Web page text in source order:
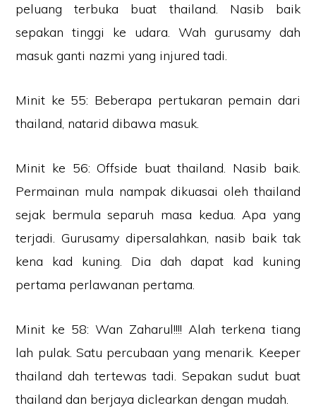
peluang terbuka buat thailand. Nasib baik
sepakan tinggi ke udara. Wah gurusamy dah
masuk ganti nazmi yang injured tadi.
Minit ke 55: Beberapa pertukaran pemain dari
thailand, natarid dibawa masuk.
Minit ke 56: Offside buat thailand. Nasib baik.
Permainan mula nampak dikuasai oleh thailand
sejak bermula separuh masa kedua. Apa yang
terjadi. Gurusamy dipersalahkan, nasib baik tak
kena kad kuning. Dia dah dapat kad kuning
pertama perlawanan pertama.
Minit ke 58: Wan Zaharul!!!! Alah terkena tiang
lah pulak. Satu percubaan yang menarik. Keeper
thailand dah tertewas tadi. Sepakan sudut buat
thailand dan berjaya diclearkan dengan mudah.